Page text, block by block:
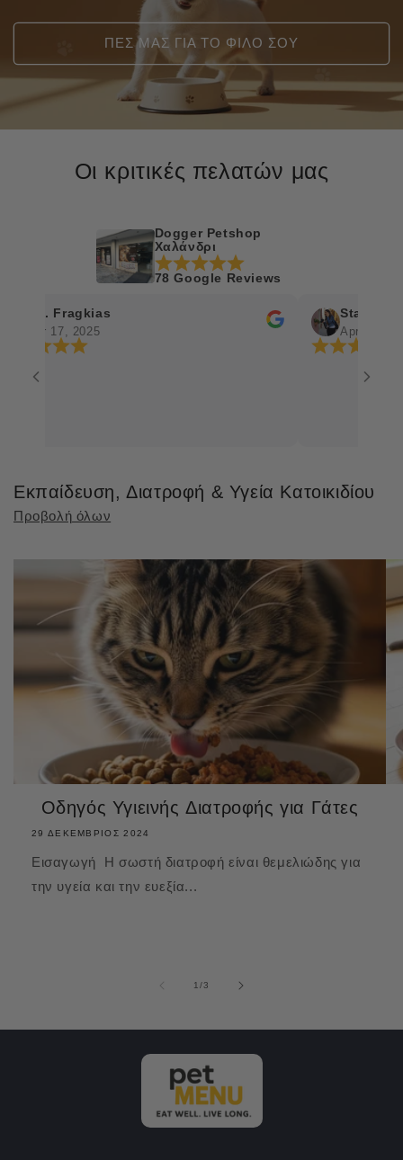
ΠΕΣ ΜΑΣ ΓΙΑ ΤΟ ΦΙΛΟ ΣΟΥ
Οι κριτικές πελατών μας
Dogger Petshop
Χαλάνδρι
78 Google Reviews
Fragkias
17, 2025
Stavroula
Apr 7, 2025
Εκπαίδευση, Διατροφή & Υγεία Κατοικιδίου
Προβολή όλων
Οδηγός Υγιεινής Διατροφής για Γάτες
29 ΔΕΚΈΜΒΡΙΟΣ 2024
Εισαγωγή Η σωστή διατροφή είναι θεμελιώδης για
την υγεία και την ευεξία...
1/από
3